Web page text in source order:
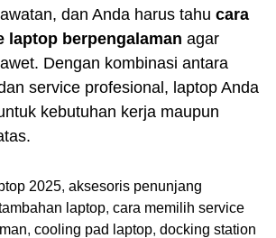
dan Anda harus tahu cara
laptop berpengalaman agar
Dengan kombinasi antara
service profesional, laptop Anda
kebutuhan kerja maupun
2025, aksesoris penunjang
laptop, cara memilih service
, cooling pad laptop, docking station